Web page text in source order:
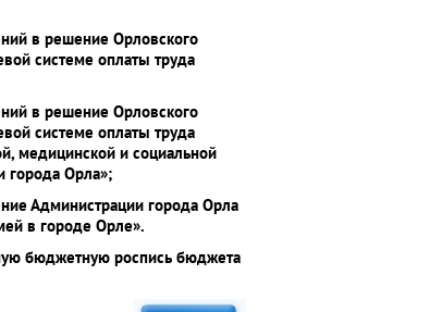
в решение Орловского
системе оплаты труда
в решение Орловского
системе оплаты труда
медицинской и социальной
города Орла»;
Администрации города Орла
в городе Орле».
бюджетную роспись бюджета